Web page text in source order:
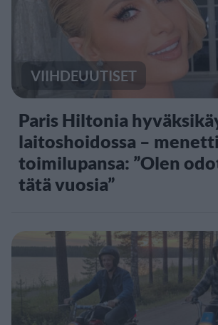
VIIHDEUUTISET
Paris Hiltonia
laitoshoidossa –
toimilupansa: ”Olen
tätä vuosia”